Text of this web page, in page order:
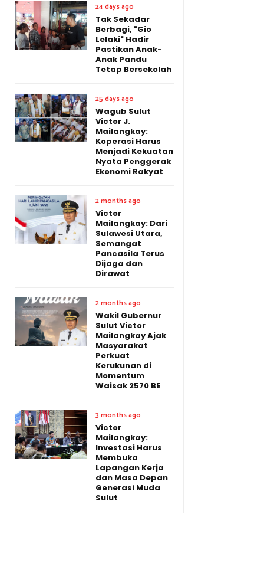
24 days ago
Tak Sekadar
Berbagi, "Gio
Lelaki" Hadir
Pastikan Anak-
Anak Pandu
Tetap Bersekolah
25 days ago
Wagub Sulut
Victor J.
Mailangkay:
Koperasi Harus
Menjadi Kekuatan
Nyata Penggerak
Ekonomi Rakyat
2 months ago
Victor
Mailangkay: Dari
Sulawesi Utara,
Semangat
Pancasila Terus
Dijaga dan
Dirawat
2 months ago
Wakil Gubernur
Sulut Victor
Mailangkay Ajak
Masyarakat
Perkuat
Kerukunan di
Momentum
Waisak 2570 BE
3 months ago
Victor
Mailangkay:
Investasi Harus
Membuka
Lapangan Kerja
dan Masa Depan
Generasi Muda
Sulut